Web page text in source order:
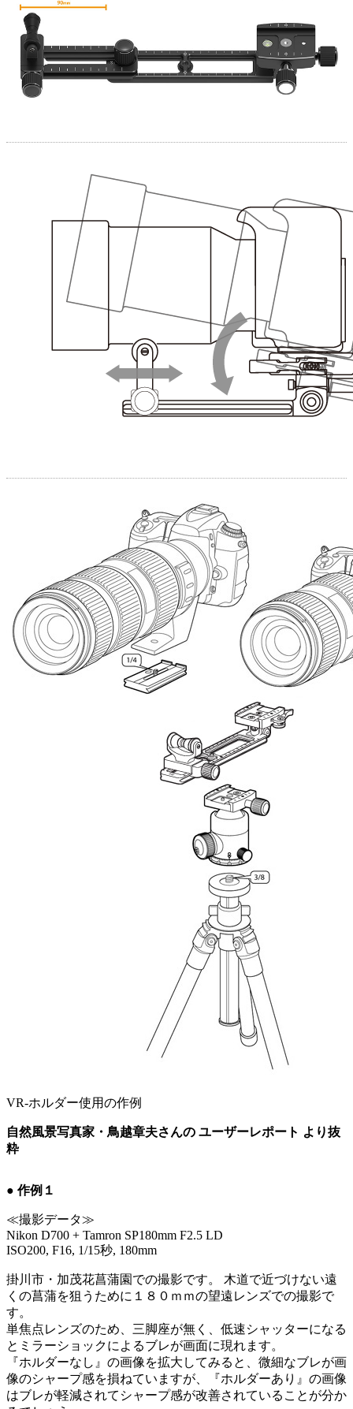
VR-ホルダー使用の作例
自然風景写真家・鳥越章夫さんの ユーザーレポート より抜
粋
● 作例１
≪撮影データ≫
Nikon D700 + Tamron SP180mm F2.5 LD
ISO200, F16, 1/15秒, 180mm
掛川市・加茂花菖蒲園での撮影です。 木道で近づけない遠
くの菖蒲を狙うために１８０ｍｍの望遠レンズでの撮影で
す。
単焦点レンズのため、三脚座が無く、低速シャッターになる
とミラーショックによるブレが画面に現れます。
『ホルダーなし』の画像を拡大してみると、微細なブレが画
像のシャープ感を損ねていますが、『ホルダーあり』の画像
はブレが軽減されてシャープ感が改善されていることが分か